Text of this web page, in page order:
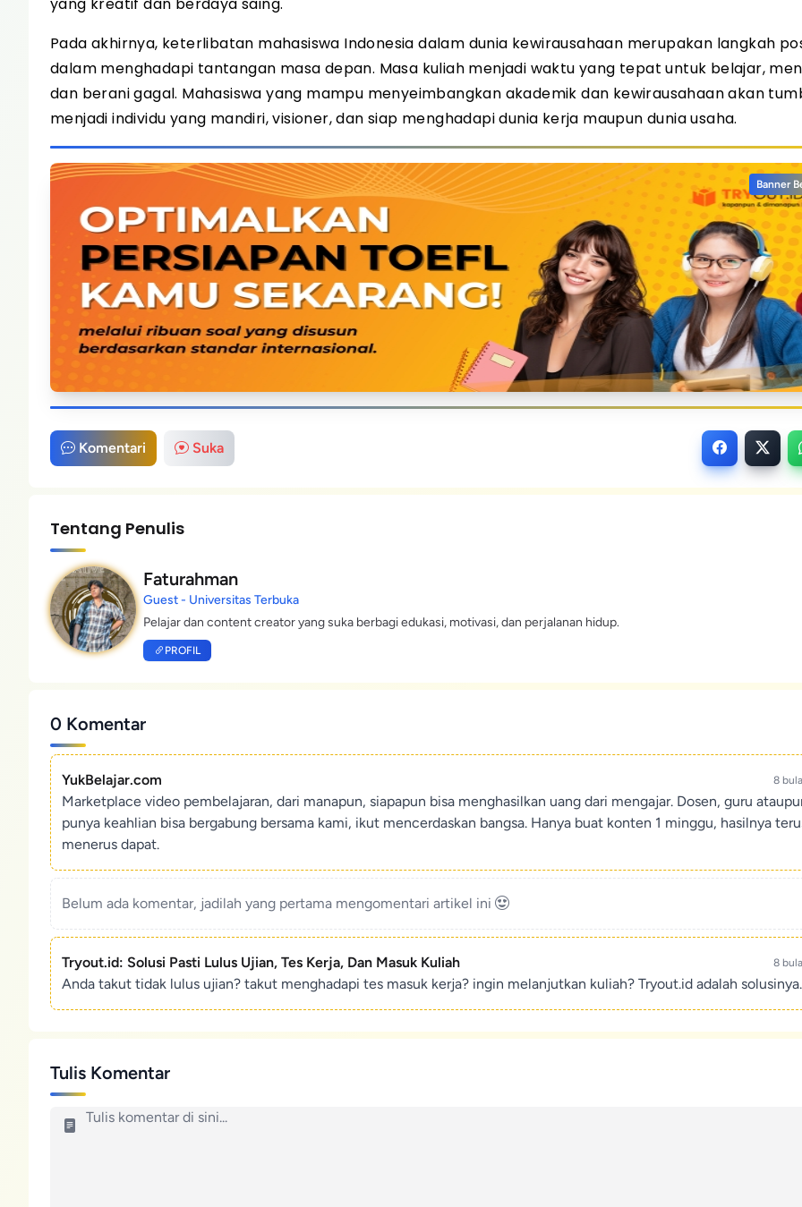
Pada akhirnya, keterlibatan mahasiswa Indonesia dalam dunia kewirausahaan merupakan langkah
dalam menghadapi tantangan masa depan. Masa kuliah menjadi waktu yang tepat untuk belajar,
dan berani gagal. Mahasiswa yang mampu menyeimbangkan akademik dan kewirausahaan akan
menjadi individu yang mandiri, visioner, dan siap menghadapi dunia kerja maupun dunia usaha.
Banner
Komentari Suka
Tentang Penulis
Faturahman
Guest - Universitas Terbuka
Pelajar dan content creator yang suka berbagi edukasi, motivasi, dan perjalanan hidup.
PROFIL
0 Komentar
YukBelajar.com 8
Marketplace video pembelajaran, dari manapun, siapapun bisa menghasilkan uang dari mengajar. Dosen, guru
punya keahlian bisa bergabung bersama kami, ikut mencerdaskan bangsa. Hanya buat konten 1 minggu, hasilnya
menerus dapat.
Belum ada komentar, jadilah yang pertama mengomentari artikel ini
Tryout.id: Solusi Pasti Lulus Ujian, Tes Kerja, Dan Masuk Kuliah 8
Anda takut tidak lulus ujian? takut menghadapi tes masuk kerja? ingin melanjutkan kuliah? Tryout.id adalah solusinya.
Tulis Komentar